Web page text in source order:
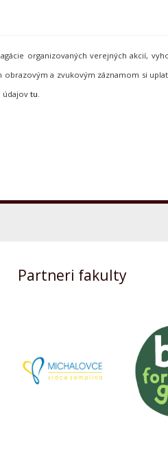
organizovaných verejných akcií,
a zvukovým záznamom si
údajov tu.
Partneri fakulty